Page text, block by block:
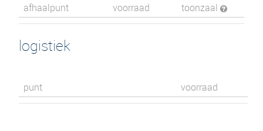
afhaalpunt voorraad toonzaal
logistiek
punt voorraad